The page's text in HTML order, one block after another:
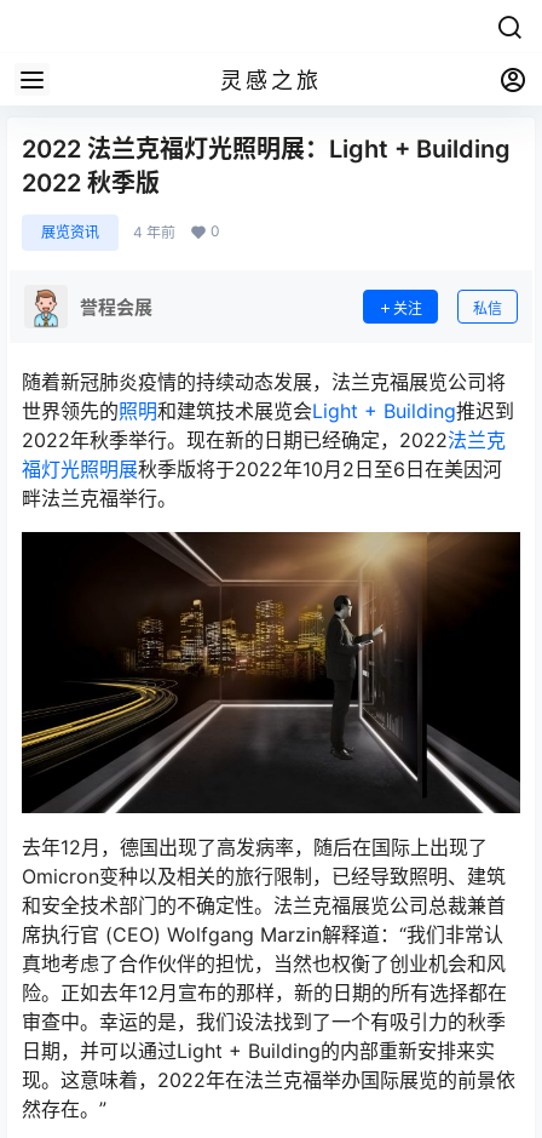
灵感之旅
2022 法兰克福灯光照明展：Light + Building
2022 秋季版
展览资讯 4 年前 0
誉程会展 关注 私信
随着新冠肺炎疫情的持续动态发展，法兰克福展览公司将
世界领先的照明和建筑技术展览会Light + Building推迟到
2022年秋季举行。现在新的日期已经确定，2022法兰克
福灯光照明展秋季版将于2022年10月2日至6日在美因河
畔法兰克福举行。
去年12月，德国出现了高发病率，随后在国际上出现了
Omicron变种以及相关的旅行限制，已经导致照明、建筑
和安全技术部门的不确定性。法兰克福展览公司总裁兼首
席执行官 (CEO) Wolfgang Marzin解释道：“我们非常认
真地考虑了合作伙伴的担忧，当然也权衡了创业机会和风
险。正如去年12月宣布的那样，新的日期的所有选择都在
审查中。幸运的是，我们设法找到了一个有吸引力的秋季
日期，并可以通过Light + Building的内部重新安排来实
现。这意味着，2022年在法兰克福举办国际展览的前景依
然存在。”